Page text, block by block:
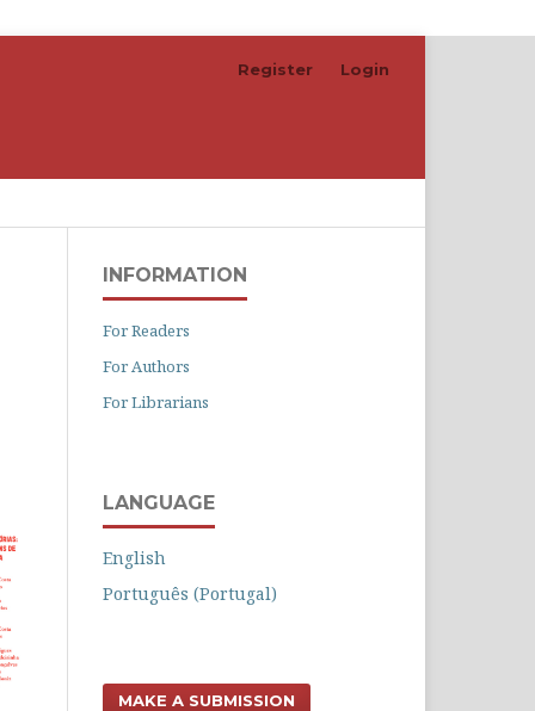
Register Login
INFORMATION
For Readers
For Authors
For Librarians
LANGUAGE
English
Português (Portugal)
MAKE A SUBMISSION